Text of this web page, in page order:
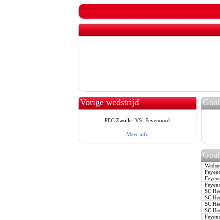
Vorige wedstrijd
PEC Zwolle VS Feyenoord
Meer info
SC
SC
SC
SC